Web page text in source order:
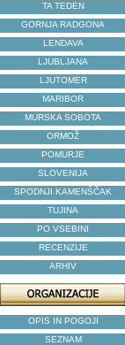
TA TEDEN
GORNJA RADGONA
LENDAVA
LJUBLJANA
LJUTOMER
MARIBOR
MURSKA SOBOTA
ORMOŽ
POMURJE
SLOVENIJA
SPODNJI KAMENŠČAK
TUJINA
PO VSEBINI
RECENZIJE
ARHIV
OPIS IN POGOJI
SEZNAM